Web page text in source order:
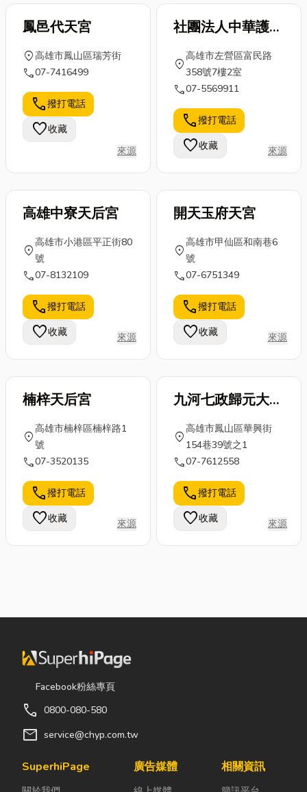
素呢？又有哪
些台中店家值
天就讓小編帶
您深入了解建
築隔熱膜的相
關知識，並推
薦幾家在地的
優質台中建築
建...
每種手法都有
在地人，你是
界各地的按摩
精華？今天小
編就來為大家
介紹3家新竹
按摩推薦店
家，帶你一次
滿足各...
濕，或樓下天
花板出現水
現問題可能牽
涉到自來水管
漏水、排水管
滲漏、浴室防
水層失效、外
牆滲水、管道
間漏水，甚至
是社區公共管
線漏...
鳳邑代天宮
location_on高雄市鳳山區瑞芳街
call07-7416499
call撥打電話
favorite收藏
來源
社團法人中華護生
協會
location_on
高雄市左營區富民路
358號7樓2室
call07-5569911
call撥打電話
favorite收藏 來源
高雄中寮天后宮
location_on
高雄市小港區平正街80
號
call07-8132109
call撥打電話
favorite收藏 來源
開天玉府天宮
location_on
高雄市甲仙區和南巷6
號
call07-6751349
call撥打電話
favorite收藏 來源
楠梓天后宮
location_on
高雄市楠梓區楠梓路1
號
call07-3520135
call撥打電話
favorite收藏 來源
九河七政歸元大道
location_on
高雄市鳳山區華興街
154巷39號之1
call07-7612558
call撥打電話
favorite收藏 來源
Facebook粉絲專頁
call 0800-080-580
mail service@chyp.com.tw
SuperhiPage 廣告媒體 相關資訊